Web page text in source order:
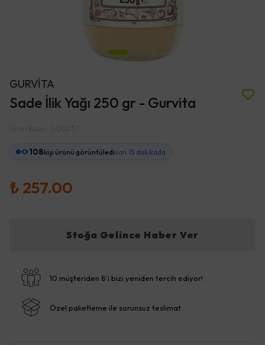
GURVİTA
Sade İlik Yağı 250 gr - Gurvita
Ürün Kodu : 000237
108kişi ürünü görüntüledison 15 dakikada
₺ 257.00
Stoğa Gelince Haber Ver
10 müşteriden 8'i bizi yeniden tercih ediyor!
Özel paketleme ile sorunsuz teslimat